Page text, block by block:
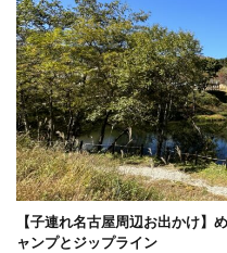
【子連れ名古屋周辺お出かけ】
ャンプとジップライン